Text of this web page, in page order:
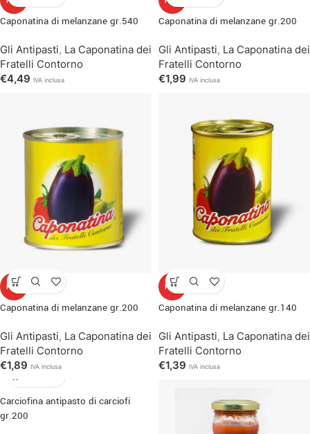
Caponatina di melanzane gr.540
Gli Antipasti, La Caponatina dei
Fratelli Contorno
€4,49 IVA inclusa
Caponatina di melanzane gr.200
Gli Antipasti, La Caponatina dei
Fratelli Contorno
€1,99 IVA inclusa
HOT
Caponatina di melanzane gr.200
Gli Antipasti, La Caponatina dei
Fratelli Contorno
€1,89 IVA inclusa
HOT
Caponatina di melanzane gr.140
Gli Antipasti, La Caponatina dei
Fratelli Contorno
€1,39 IVA inclusa
Carciofina antipasto di carciofi
gr.200